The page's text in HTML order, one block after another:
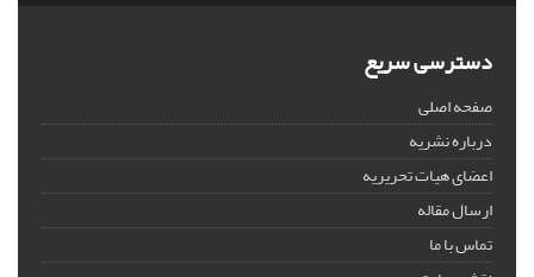
دسترسی سریع
صفحه اصلی
درباره نشریه
اعضای هیات تحریریه
ارسال مقاله
تماس با ما